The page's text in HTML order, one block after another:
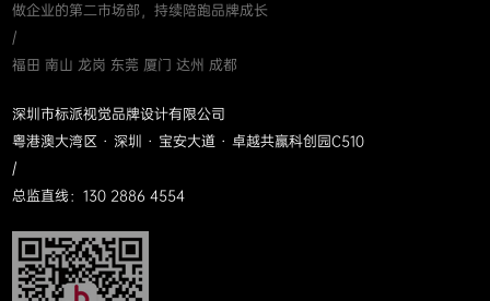
做企业的第二市场部，持续陪跑品牌成长
/
福田 南山 龙岗 东莞 厦门 达州 成都
深圳市标派视觉品牌设计有限公司
粤港澳大湾区 · 深圳 · 宝安大道 · 卓越共赢科创园C510
/
总监直线：130 2886 4554